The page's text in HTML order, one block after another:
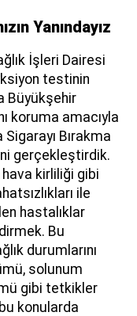
Yanındayız
İşleri Dairesi
testinin
Büyükşehir
koruma amacıyla
Bırakma
gerçekleştirdik.
hava kirliliği gibi
ile
hastalıklar
Bu
durumlarını
solunum
gibi tetkikler
bu konularda